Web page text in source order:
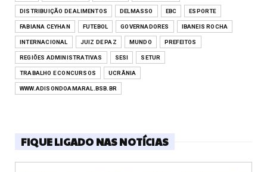
DISTRIBUIÇÃO DE ALIMENTOS DELMASSO EBC ESPORTE
FABIANA CEYHAN FUTEBOL GOVERNADORES IBANEIS ROCHA
INTERNACIONAL JUIZ DE PAZ MUNDO PREFEITOS
REGIÕES ADMINISTRATIVAS SESI SETUR
TRABALHO E CONCURSOS UCRÂNIA
WWW.ADISONDOAMARAL.BSB.BR
FIQUE LIGADO NAS NOTÍCIAS